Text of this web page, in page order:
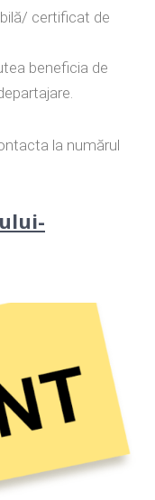
certificat de
beneficia de
la numărul